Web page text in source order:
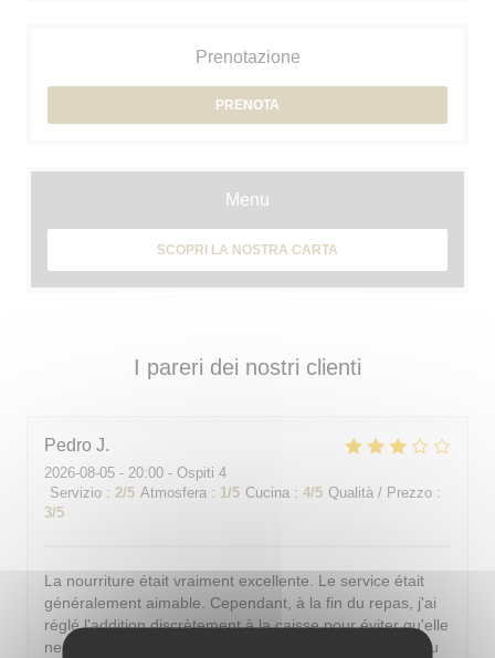
I pareri dei nostri clienti
Pedro J
2026-08-05 - 20:00 - Ospiti 4
Servizio : 2/5 Atmosfera : 1/5 Cucina : 4/5 Qualità / Prezzo :
3/5
La nourriture était vraiment excellente. Le service était
généralement aimable. Cependant, à la fin du repas, j'ai
réglé l'addition discrètement à la caisse pour éviter qu'elle
ne soit présentée à table. Or, en partant, un serveur peu
Prenotazione
PRENOTA
Menu
SCOPRI LA NOSTRA CARTA